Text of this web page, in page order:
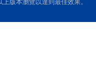
版本瀏覽以達到最佳效果。